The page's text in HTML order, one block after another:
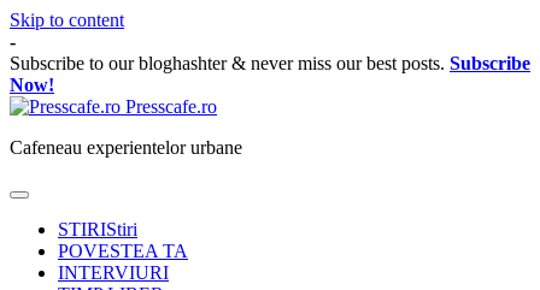
Skip to content
-
Subscribe to our bloghashter & never miss our best posts. Subscribe
Now!
Presscafe.ro
Cafeneau experientelor urbane
STIRIStiri
POVESTEA TA
INTERVIURI